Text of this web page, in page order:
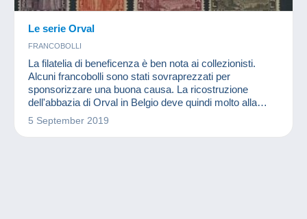
Le serie Orval
FRANCOBOLLI
La filatelia di beneficenza è ben nota ai collezionisti.
Alcuni francobolli sono stati sovraprezzati per
sponsorizzare una buona causa. La ricostruzione
dell'abbazia di Orval in Belgio deve quindi molto alla
filatelia.
5 September 2019